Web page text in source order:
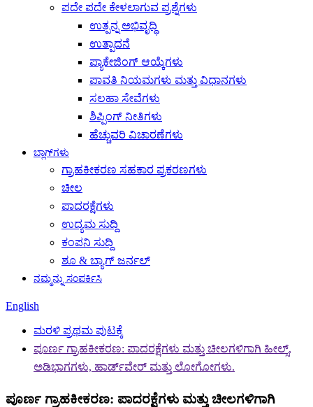
ಪದೇ ಪದೇ ಕೇಳಲಾಗುವ ಪ್ರಶ್ನೆಗಳು
ಉತ್ಪನ್ನ ಅಭಿವೃದ್ಧಿ
ಉತ್ಪಾದನೆ
ಪ್ಯಾಕೇಜಿಂಗ್ ಆಯ್ಕೆಗಳು
ಪಾವತಿ ನಿಯಮಗಳು ಮತ್ತು ವಿಧಾನಗಳು
ಸಲಹಾ ಸೇವೆಗಳು
ಶಿಪ್ಪಿಂಗ್ ನೀತಿಗಳು
ಹೆಚ್ಚುವರಿ ವಿಚಾರಣೆಗಳು
ಬ್ಲಾಗ್‌ಗಳು
ಗ್ರಾಹಕೀಕರಣ ಸಹಕಾರ ಪ್ರಕರಣಗಳು
ಚೀಲ
ಪಾದರಕ್ಷೆಗಳು
ಉದ್ಯಮ ಸುದ್ದಿ
ಕಂಪನಿ ಸುದ್ದಿ
ಶೂ & ಬ್ಯಾಗ್ ಜರ್ನಲ್
ನಮ್ಮನ್ನು ಸಂಪರ್ಕಿಸಿ
English
ಮರಳಿ ಪ್ರಥಮ ಪುಟಕ್ಕೆ
ಪೂರ್ಣ ಗ್ರಾಹಕೀಕರಣ: ಪಾದರಕ್ಷೆಗಳು ಮತ್ತು ಚೀಲಗಳಿಗಾಗಿ ಹೀಲ್ಸ್,
ಅಡಿಭಾಗಗಳು, ಹಾರ್ಡ್‌ವೇರ್ ಮತ್ತು ಲೋಗೋಗಳು.
ಪೂರ್ಣ ಗ್ರಾಹಕೀಕರಣ: ಪಾದರಕ್ಷೆಗಳು ಮತ್ತು ಚೀಲಗಳಿಗಾಗಿ